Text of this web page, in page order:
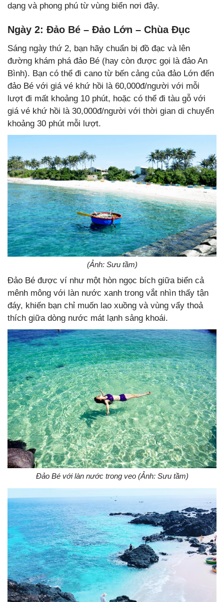
dạng và phong phú từ vùng biển nơi đây.
Ngày 2: Đảo Bé – Đảo Lớn – Chùa Đục
Sáng ngày thứ 2, bạn hãy chuẩn bị đồ đạc và lên
đường khám phá đảo Bé (hay còn được gọi là đảo An
Bình). Bạn có thể đi cano từ bến cảng của đảo Lớn đến
đảo Bé với giá vé khứ hồi là 60,000đ/người với mỗi
lượt đi mất khoảng 10 phút, hoặc có thể đi tàu gỗ với
giá vé khứ hồi là 30,000đ/người với thời gian di chuyển
khoảng 30 phút mỗi lượt.
(Ảnh: Sưu tầm)
Đảo Bé được ví như một hòn ngọc bích giữa biển cả
mênh mông với làn nước xanh trong vắt nhìn thấy tận
đáy, khiến bạn chỉ muốn lao xuồng và vùng vẩy thoả
thích giữa dòng nước mát lạnh sảng khoái.
Đảo Bé với làn nước trong veo (Ảnh: Sưu tầm)